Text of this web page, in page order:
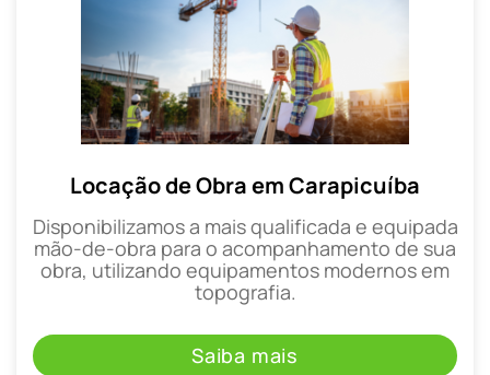
Locação de Obra em Carapicuíba
Disponibilizamos a mais qualificada e equipada
mão-de-obra para o acompanhamento de sua
obra, utilizando equipamentos modernos em
topografia.
Saiba mais